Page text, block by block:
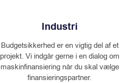
Industri
Budgetsikkerhed er en vigtig del af et
projekt. Vi indgår gerne i en dialog om
maskinfinansiering når du skal vælge
finansieringspartner.